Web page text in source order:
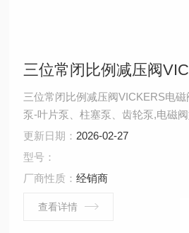
三位常闭比例减压阀
三位常闭比例减压阀VICKERS电
泵-叶片泵、柱塞泵、齿轮泵,电磁
1C11 VICKERS电磁阀DGMPC-5-
电磁阀DGMX2-3-PB-CW-B-40
更新日期： 2026-02-27
型号：
厂商性质：经销商
查看详情